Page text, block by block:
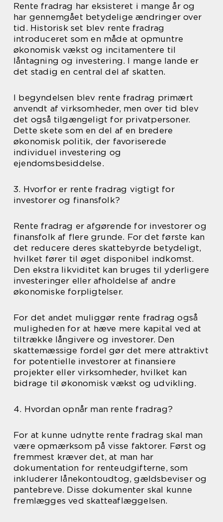
Rente fradrag har eksisteret i mange år og
har gennemgået betydelige ændringer over
tid. Historisk set blev rente fradrag
introduceret som en måde at opmuntre
økonomisk vækst og incitamentere til
låntagning og investering. I mange lande er
det stadig en central del af skatten.
I begyndelsen blev rente fradrag primært
anvendt af virksomheder, men over tid blev
det også tilgængeligt for privatpersoner.
Dette skete som en del af en bredere
økonomisk politik, der favoriserede
individuel investering og
ejendomsbesiddelse.
3. Hvorfor er rente fradrag vigtigt for
investorer og finansfolk?
Rente fradrag er afgørende for investorer og
finansfolk af flere grunde. For det første kan
det reducere deres skattebyrde betydeligt,
hvilket fører til øget disponibel indkomst.
Den ekstra likviditet kan bruges til yderligere
investeringer eller afholdelse af andre
økonomiske forpligtelser.
For det andet muliggør rente fradrag også
muligheden for at hæve mere kapital ved at
tiltrække långivere og investorer. Den
skattemæssige fordel gør det mere attraktivt
for potentielle investorer at finansiere
projekter eller virksomheder, hvilket kan
bidrage til økonomisk vækst og udvikling.
4. Hvordan opnår man rente fradrag?
For at kunne udnytte rente fradrag skal man
være opmærksom på visse faktorer. Først og
fremmest kræver det, at man har
dokumentation for renteudgifterne, som
inkluderer lånekontoudtog, gældsbeviser og
pantebreve. Disse dokumenter skal kunne
fremlægges ved skatteaflæggelsen.